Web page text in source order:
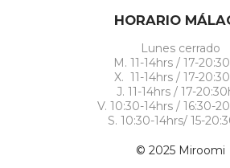
HORARIO
Lunes cerrado
M. 11-14hrs / 17-
X. 11-14hrs / 17-
J. 11-14hrs / 17-
V. 10:30-14hrs / 16:30-
S. 10:30-14hrs/ 15-
© 2025 Miroomi